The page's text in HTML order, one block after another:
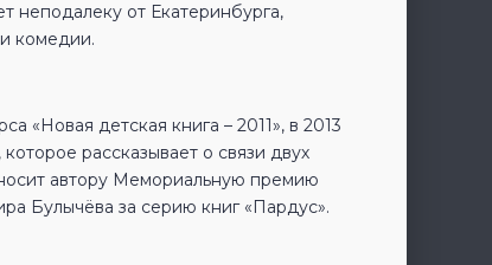
неподалеку от Екатеринбурга,
комедии.
«Новая детская книга – 2011», в 2013
рассказывает о связи двух
автору Мемориальную премию
Булычёва за серию книг «Пардус».